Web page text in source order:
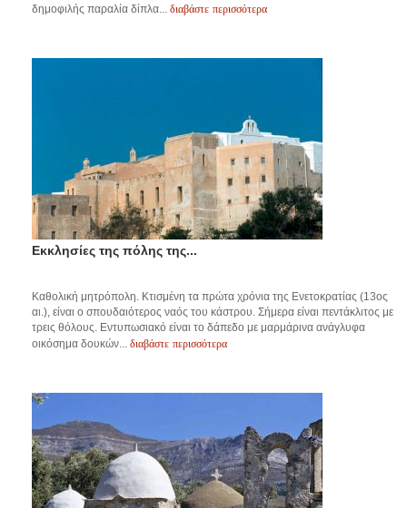
δημοφιλής παραλία δίπλα... διαβάστε περισσότερα
Εκκλησίες της πόλης της...
Καθολική μητρόπολη. Κτισμένη τα πρώτα χρόνια της Ενετοκρατίας (13ος
αι.), είναι ο σπουδαιότερος ναός του κάστρου. Σήμερα είναι πεντάκλιτος με
τρεις θόλους. Εντυπωσιακό είναι το δάπεδο με μαρμάρινα ανάγλυφα
οικόσημα δουκών... διαβάστε περισσότερα